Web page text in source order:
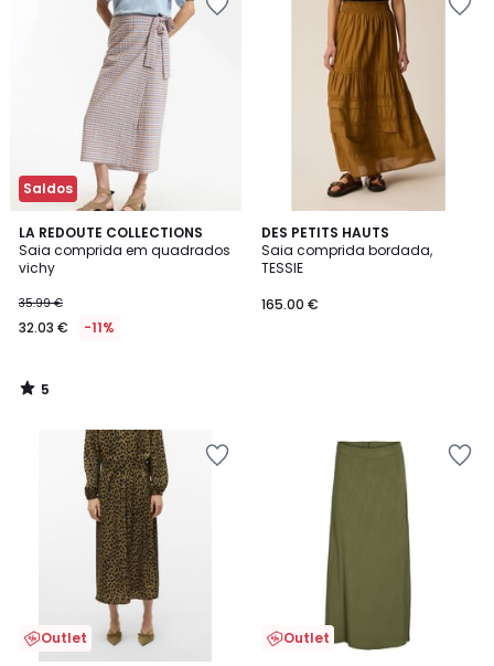
Saldos
LA REDOUTE COLLECTIONS
Saia comprida em quadrados
vichy
35.99 €
32.03 € -11%
5
/
5
5
/
DES PETITS HAUTS
Saia comprida bordada,
TESSIE
165.00 €
Outlet Outlet